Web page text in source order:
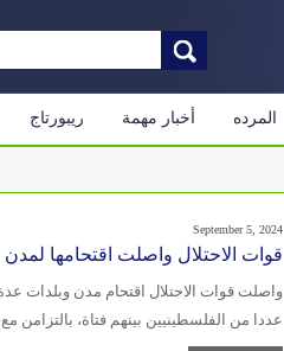
المرده أخبار مهمة ريبورتاج
September 5, 2024
قوات الاحتلال واصلت اقتحامها لمدن
واصلت قوات الاحتلال اقتحام مدن وبلدات
عددا من الفلسطينيين بينهم فتاة، بالتزامن